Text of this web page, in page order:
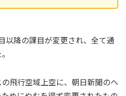
以降の課目が変更され、全て通
飛行空域上空に、朝日新聞のヘ